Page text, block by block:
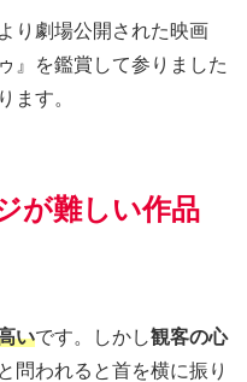
り劇場公開された映画
』を鑑賞して参りました
ます。
が難しい作品
いです。しかし観客の心
問われると首を横に振り